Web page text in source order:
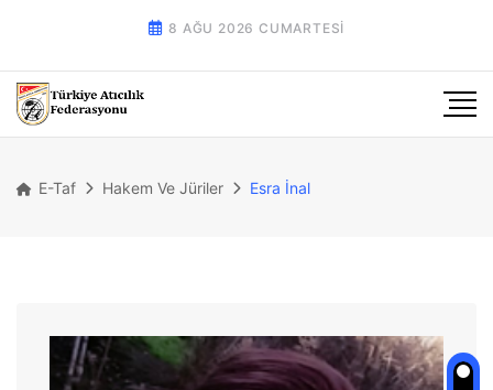
8 AĞU 2026 CUMARTESI
E-Taf Hakem Ve Jüriler Esra İnal